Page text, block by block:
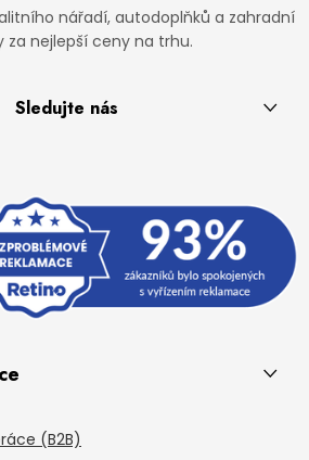
nářadí, autodoplňků a zahradní
za nejlepší ceny na trhu.
Sledujte nás
(B2B)